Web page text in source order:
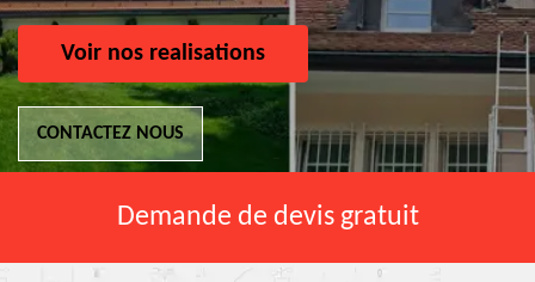
Voir nos realisations
CONTACTEZ NOUS
Demande de devis gratuit